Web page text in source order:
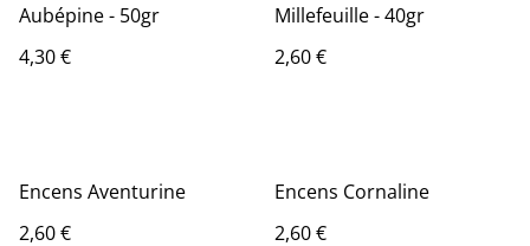
Aubépine - 50gr
4,30 €
Millefeuille - 40gr
2,60 €
Encens Aventurine
2,60 €
Encens Cornaline
2,60 €